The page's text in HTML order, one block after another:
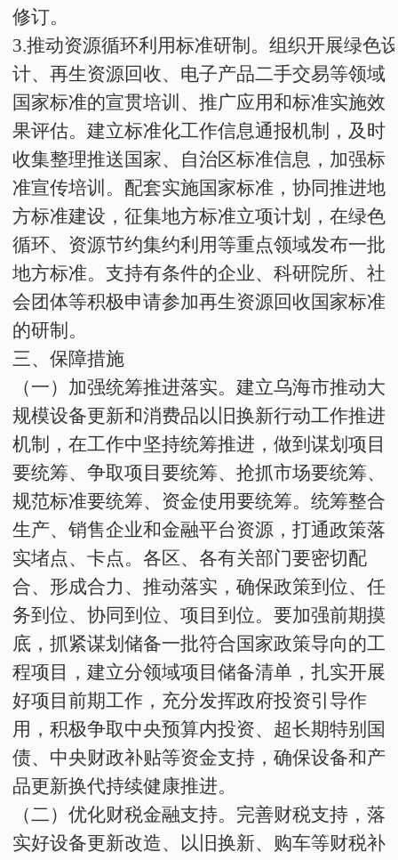
修订。
3.推动资源循环利用标准研制。组织开展绿色
计、再生资源回收、电子产品二手交易等领域
国家标准的宣贯培训、推广应用和标准实施效
果评估。建立标准化工作信息通报机制，及时
收集整理推送国家、自治区标准信息，加强标
准宣传培训。配套实施国家标准，协同推进地
方标准建设，征集地方标准立项计划，在绿色
循环、资源节约集约利用等重点领域发布一批
地方标准。支持有条件的企业、科研院所、社
会团体等积极申请参加再生资源回收国家标准
的研制。
三、保障措施
（一）加强统筹推进落实。建立乌海市推动大
规模设备更新和消费品以旧换新行动工作推进
机制，在工作中坚持统筹推进，做到谋划项目
要统筹、争取项目要统筹、抢抓市场要统筹、
规范标准要统筹、资金使用要统筹。统筹整合
生产、销售企业和金融平台资源，打通政策落
实堵点、卡点。各区、各有关部门要密切配
合、形成合力、推动落实，确保政策到位、任
务到位、协同到位、项目到位。要加强前期摸
底 ，抓紧谋划储备一批符合国家政策导向的工
程项目，建立分领域项目储备清单，扎实开展
好项目前期工作，充分发挥政府投资引导作
用，积极争取中央预算内投资、超长期特别国
债、中央财政补贴等资金支持，确保设备和产
品更新换代持续健康推进。
（二）优化财税金融支持。 完善财税支持，落
实好设备更新改造、以旧换新、购车等财税补